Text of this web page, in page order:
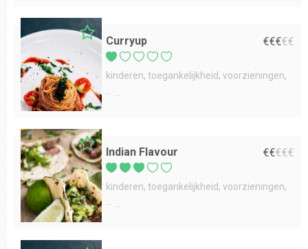
Curryup €€€€€
kinderen toegankelijkheid voorzieningen
Indian Flavour €€€€€
kinderen toegankelijkheid voorzieningen